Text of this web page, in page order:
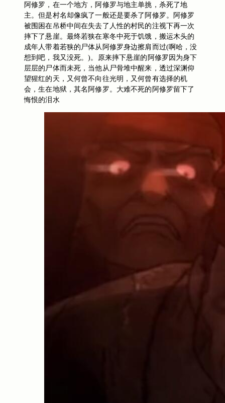
阿修罗，在一个地方，阿修罗与地主单挑，杀死了地
主。但是村名却像疯了一般还是要杀了阿修罗。阿修罗
被围困在吊桥中间在失去了人性的村民的注视下再一次
摔下了悬崖。最终若狭在寒冬中死于饥饿，搬运木头的
成年人带着若狭的尸体从阿修罗身边擦肩而过(啊哈，没
想到吧，我又没死。)。原来摔下悬崖的阿修罗因为身下
层层的尸体而未死，当他从尸骨堆中醒来，透过深渊仰
望猩红的天，又何曾不向往光明，又何曾有选择的机
会，生在地狱，其名阿修罗。大难不死的阿修罗留下了
悔恨的泪水